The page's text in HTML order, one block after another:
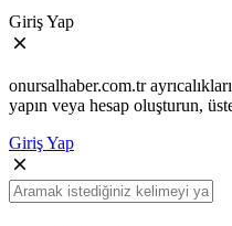
Giriş Yap
onursalhaber.com.tr
yapın veya hesap oluşturun,
Giriş Yap